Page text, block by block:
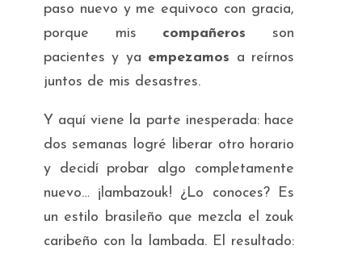
paso nuevo y me equivoco con gracia,
porque mis compañeros son
pacientes y ya empezamos a reírnos
juntos de mis desastres.
Y aquí viene la parte inesperada: hace
dos semanas logré liberar otro horario
y decidí probar algo completamente
nuevo… ¡lambazouk! ¿Lo conoces? Es
un estilo brasileño que mezcla el zouk
caribeño con la lambada. El resultado: